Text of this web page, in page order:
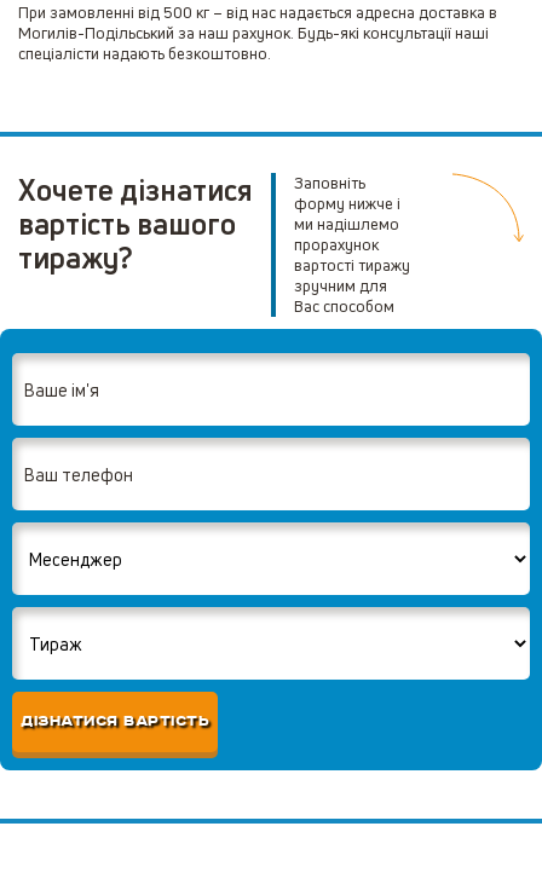
При замовленні від 500 кг – від нас надається адресна доставка в
Могилів-Подільський за наш рахунок. Будь-які консультації наші
спеціалісти надають безкоштовно.
Хочете дізнатися
вартість вашого
тиражу?
Заповніть
форму нижче і
ми надішлемо
прорахунок
вартості тиражу
зручним для
Вас способом
ДІЗНАТИСЯ ВАРТІСТЬ